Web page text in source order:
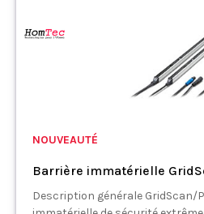
NOUVEAUTÉ
Barrière immatérielle
Description générale GridScan/